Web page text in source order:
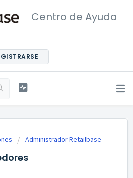
Centro de Ayuda
Administrador Retailbase